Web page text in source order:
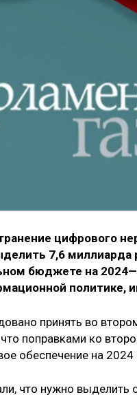
цифрового
7,6 миллиарда
бюджете на
политике,
принять во
поправками ко
обеспечение на 2024
что нужно выделить